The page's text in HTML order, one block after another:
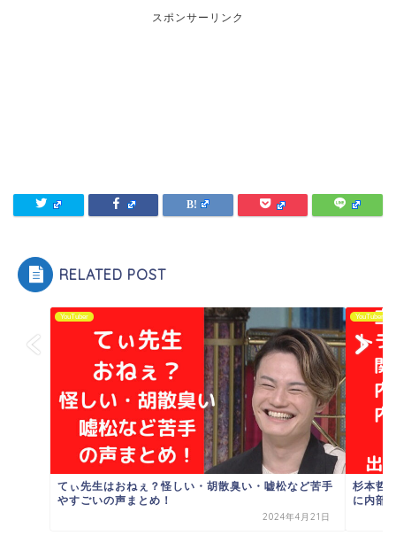
スポンサーリンク
RELATED POST
YouTuber
てぃ先生はおねぇ？怪しい・胡散臭い・嘘松など苦手
やすごいの声まとめ！
2024年4月21日
YouTuber
杉本哲
に内部